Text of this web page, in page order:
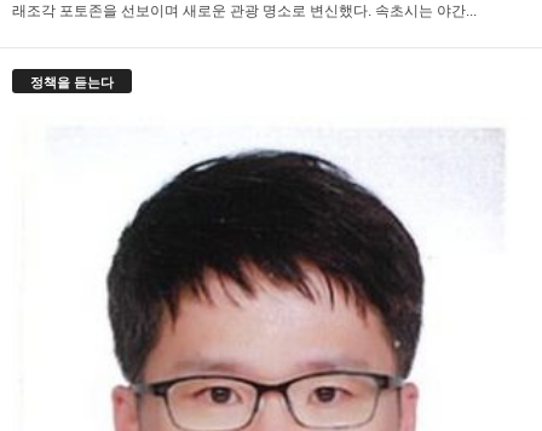
래조각 포토존을 선보이며 새로운 관광 명소로 변신했다. 속초시는 야간...
정책을 듣는다